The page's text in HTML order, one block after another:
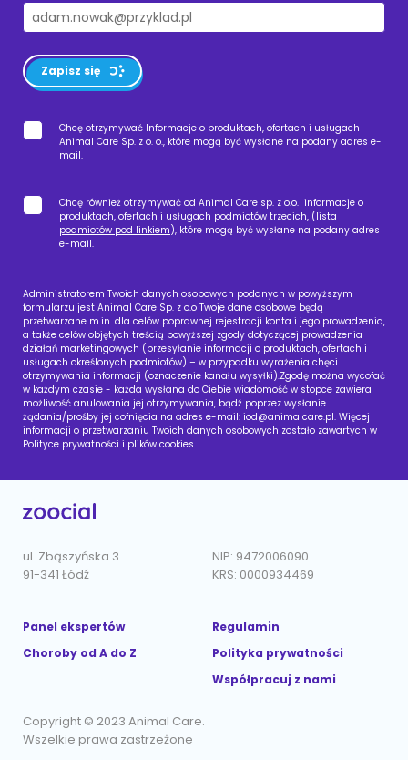
Zapisz się
Chcę otrzymywać Informacje o produktach, ofertach i usługach
Animal Care Sp. z o. o., które mogą być wysłane na podany adres e-
mail.
Chcę również otrzymywać od Animal Care sp. z o.o. informacje o
produktach, ofertach i usługach podmiotów trzecich, (lista
podmiotów pod linkiem), które mogą być wysłane na podany adres
e-mail.
Administratorem Twoich danych osobowych podanych w powyższym
formularzu jest Animal Care Sp. z o.o Twoje dane osobowe będą
przetwarzane m.in. dla celów poprawnej rejestracji konta i jego prowadzenia,
a także celów objętych treścią powyższej zgody dotyczącej prowadzenia
działań marketingowych (przesyłanie informacji o produktach, ofertach i
usługach określonych podmiotów) – w przypadku wyrażenia chęci
otrzymywania informacji (oznaczenie kanału wysyłki).Zgodę można wycofać
w każdym czasie - każda wysłana do Ciebie wiadomość w stopce zawiera
możliwość anulowania jej otrzymywania, bądź poprzez wysłanie
żądania/prośby jej cofnięcia na adres e-mail: iod@animalcare.pl. Więcej
informacji o przetwarzaniu Twoich danych osobowych zostało zawartych w
Polityce prywatności i plików cookies.
ul. Zbąszyńska 3
91-341 Łódź
NIP: 9472006090
KRS: 0000934469
Panel ekspertów
Choroby od A do Z
Regulamin
Polityka prywatności
Współpracuj z nami
Copyright © 2023 Animal Care.
Wszelkie prawa zastrzeżone